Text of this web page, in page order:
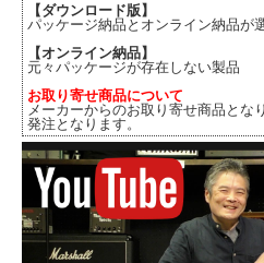
【ダウンロード版】
パッケージ納品とオンライン納品が
【オンライン納品】
元々パッケージが存在しない製品
お取り寄せ商品について
メーカーからのお取り寄せ商品とな
発注となります。